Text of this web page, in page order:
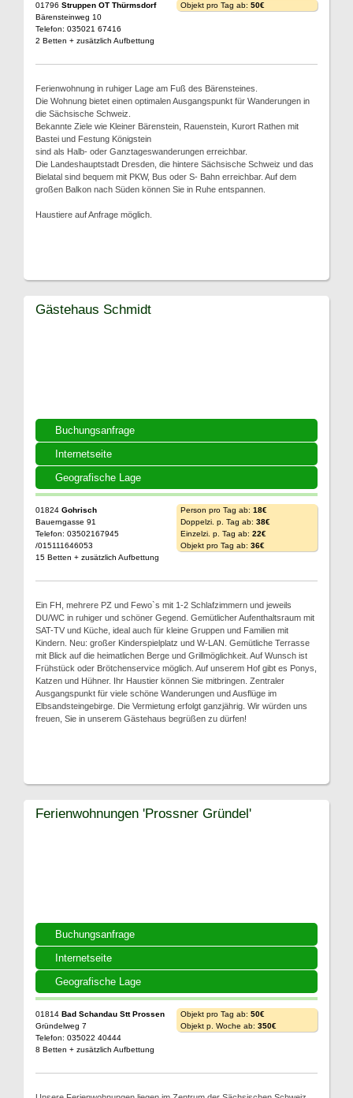
01796 Struppen OT Thürmsdorf
Bärensteinweg 10
Telefon: 035021 67416
2 Betten + zusätzlich Aufbettung
Objekt pro Tag ab: 50€
Ferienwohnung in ruhiger Lage am Fuß des Bärensteines.
Die Wohnung bietet einen optimalen Ausgangspunkt für Wanderungen in
die Sächsische Schweiz.
Bekannte Ziele wie Kleiner Bärenstein, Rauenstein, Kurort Rathen mit
Bastei und Festung Königstein
sind als Halb- oder Ganztageswanderungen erreichbar.
Die Landeshauptstadt Dresden, die hintere Sächsische Schweiz und das
Bielatal sind bequem mit PKW, Bus oder S- Bahn erreichbar. Auf dem
großen Balkon nach Süden können Sie in Ruhe entspannen.
Haustiere auf Anfrage möglich.
Buchungsanfrage
Internetseite
Geografische Lage
Gästehaus Schmidt
01824 Gohrisch
Bauerngasse 91
Telefon: 03502167945
/015111646053
15 Betten + zusätzlich Aufbettung
Person pro Tag ab: 18€
Doppelzi. p. Tag ab: 38€
Einzelzi. p. Tag ab: 22€
Objekt pro Tag ab: 36€
Ein FH, mehrere PZ und Fewo`s mit 1-2 Schlafzimmern und jeweils
DU/WC in ruhiger und schöner Gegend. Gemütlicher Aufenthaltsraum mit
SAT-TV und Küche, ideal auch für kleine Gruppen und Familien mit
Kindern. Neu: großer Kinderspielplatz und W-LAN. Gemütliche Terrasse
mit Blick auf die heimatlichen Berge und Grillmöglichkeit. Auf Wunsch ist
Frühstück oder Brötchenservice möglich. Auf unserem Hof gibt es Ponys,
Katzen und Hühner. Ihr Haustier können Sie mitbringen. Zentraler
Ausgangspunkt für viele schöne Wanderungen und Ausflüge im
Elbsandsteingebirge. Die Vermietung erfolgt ganzjährig. Wir würden uns
freuen, Sie in unserem Gästehaus begrüßen zu dürfen!
Buchungsanfrage
Internetseite
Geografische Lage
Ferienwohnungen 'Prossner Gründel'
01814 Bad Schandau Stt Prossen
Gründelweg 7
Telefon: 035022 40444
8 Betten + zusätzlich Aufbettung
Objekt pro Tag ab: 50€
Objekt p. Woche ab: 350€